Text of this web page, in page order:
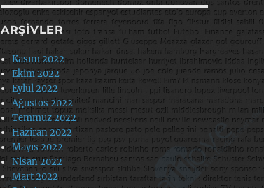
ARŞIVLER
Kasım 2022
Ekim 2022
Eylül 2022
Ağustos 2022
Temmuz 2022
Haziran 2022
Mayıs 2022
Nisan 2022
Mart 2022